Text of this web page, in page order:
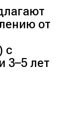
от
с
3–5 лет